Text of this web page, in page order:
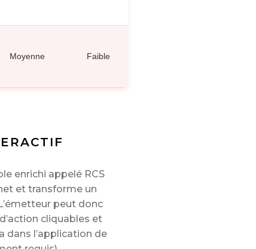
Moyenne Faible
enrichi appelé RCS
et transforme un
peut donc
cliquables et
dans l’application de